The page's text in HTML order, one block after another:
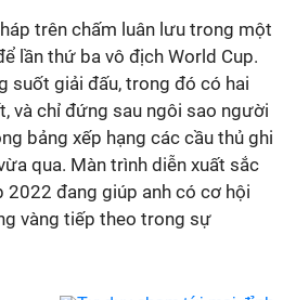
trên chấm luân lưu trong một
lần thứ ba vô địch World Cup.
suốt giải đấu, trong đó có hai
và chỉ đứng sau ngôi sao người
bảng xếp hạng các cầu thủ ghi
qua. Màn trình diễn xuất sắc
2022 đang giúp anh có cơ hội
vàng tiếp theo trong sự